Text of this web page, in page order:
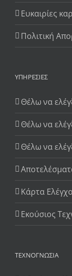
Ευκαιρίες
Πολιτική
ΥΠΗΡΕΣΊΕΣ
Θέλω να
Θέλω να
Θέλω να
Κάρτα
Εκούσιος
ΤΕΧΝΟΓΝΩΣΊΑ